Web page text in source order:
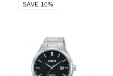
SAVE 10%